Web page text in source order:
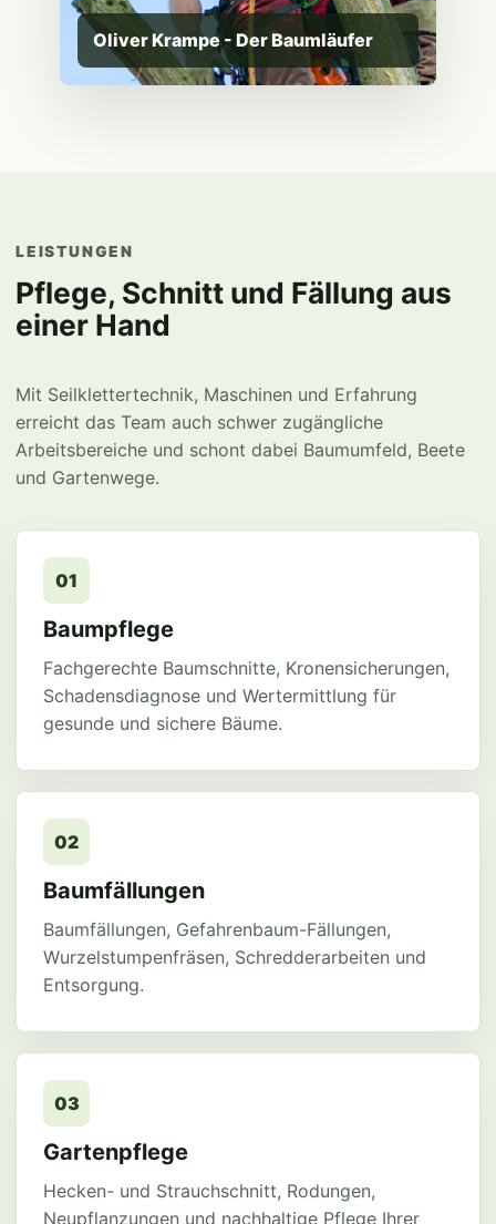
Oliver Krampe - Der Baumläufer
LEISTUNGEN
Pflege, Schnitt und Fällung aus
einer Hand
Mit Seilklettertechnik, Maschinen und Erfahrung
erreicht das Team auch schwer zugängliche
Arbeitsbereiche und schont dabei Baumumfeld, Beete
und Gartenwege.
01
Baumpflege
Fachgerechte Baumschnitte, Kronensicherungen,
Schadensdiagnose und Wertermittlung für
gesunde und sichere Bäume.
02
Baumfällungen
Baumfällungen, Gefahrenbaum-Fällungen,
Wurzelstumpenfräsen, Schredderarbeiten und
Entsorgung.
03
Gartenpflege
Hecken- und Strauchschnitt, Rodungen,
Neupflanzungen und nachhaltige Pflege Ihrer